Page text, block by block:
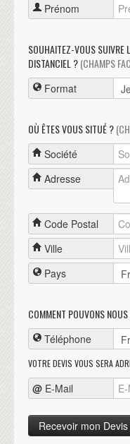
Prénom
SOUHAITEZ-VOUS SUIVRE
DISTANCIEL ?(CHAMPS
Format
OÙ ÊTES VOUS SITUÉ ?
Société
Adresse
Code Postal
Ville
Pays
COMMENT POUVONS
Téléphone
VOTRE DEVIS VOUS SERA
@ E-Mail